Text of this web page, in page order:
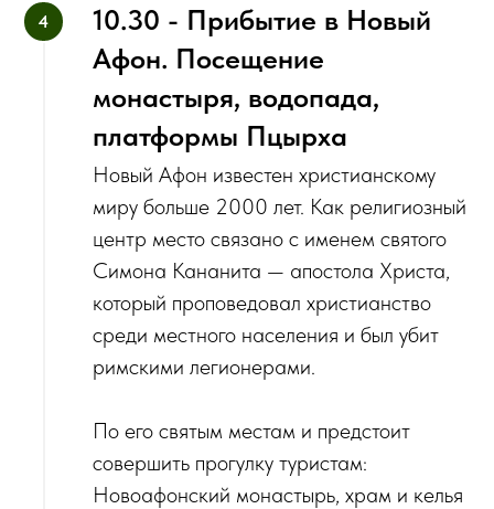
10.30 - Прибытие в Новый
Афон. Посещение
монастыря, водопада,
платформы Пцырха
Новый Афон известен христианскому
миру больше 2000 лет. Как религиозный
центр место связано с именем святого
Симона Кананита — апостола Христа,
который проповедовал христианство
среди местного населения и был убит
римскими легионерами.
По его святым местам и предстоит
совершить прогулку туристам:
Новоафонский монастырь, храм и келья